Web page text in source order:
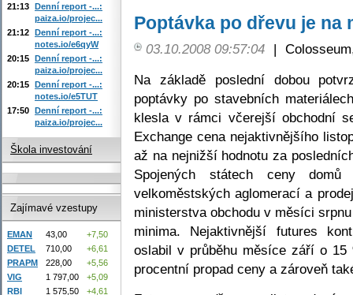
Poptávka po dřevu je na
03.10.2008 09:57:04 |
Na základě poslední dobou
poptávky po stavebních
klesla v rámci včerejší obchodní
Exchange cena nejaktivnějšího
až na nejnižší hodnotu za
Spojených státech ceny
velkoměstských aglomerací a
ministerstva obchodu v měsíci
minima. Nejaktivnější futures
oslabil v průběhu měsíce září o
procentní propad ceny a zároveň
21:13 Denní report -...:
paiza.io/projec...
21:12 Denní report -...:
notes.io/e6qyW
20:15 Denní report -...:
paiza.io/projec...
20:15 Denní report -...:
notes.io/e5TUT
17:50 Denní report -...:
paiza.io/projec...
Škola investování
Zajímavé vzestupy
EMAN 43,00
+7,50
DETEL
710,00
+6,61
PRAPM
228,00
+5,56
VIG
1 797,00
+5,09
RBI
1 575,50 +4,61